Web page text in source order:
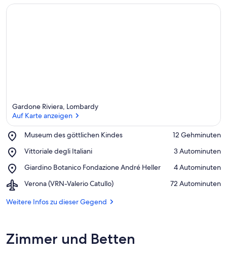
Gardone Riviera, Lombardy
Auf Karte anzeigen
Museum des göttlichen Kindes
Place,
des
Kindes
‪12 Gehminuten‬
Vittoriale degli Italiani
Place,
degli
‪3 Autominuten‬
Giardino Botanico Fondazione André Heller
Place,
Botanico
André
‪4 Autominuten‬
Verona (VRN-Valerio Catullo)
Airport,
(VRN-
‪72 Autominuten‬
Weitere Infos zu dieser Gegend
Zimmer und Betten